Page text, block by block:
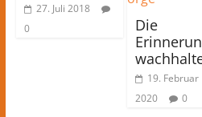
27. Juli 2018
0
Die
19. Februar
2020
0